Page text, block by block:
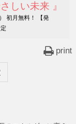
しい未来 』
初月無料！ 【発
print